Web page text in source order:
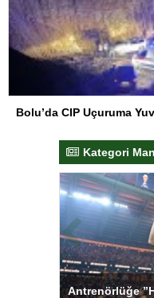
Bolu’da CIP Uçuruma
Kategori
Antrenörlüğe